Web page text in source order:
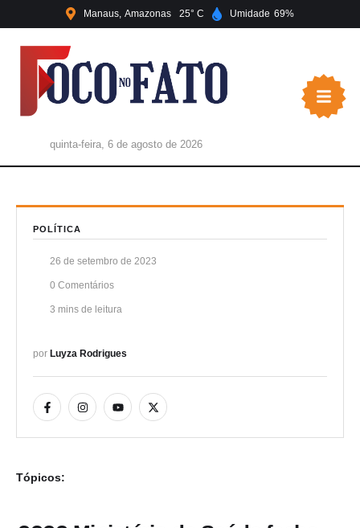
Manaus Amazonas 25 Umidade 69
quinta-feira, 6 de agosto de 2026
POLÍTICA
26 de setembro de 2023
0 Comentários
3 mins de leitura
por Luyza Rodrigues
Tópicos: